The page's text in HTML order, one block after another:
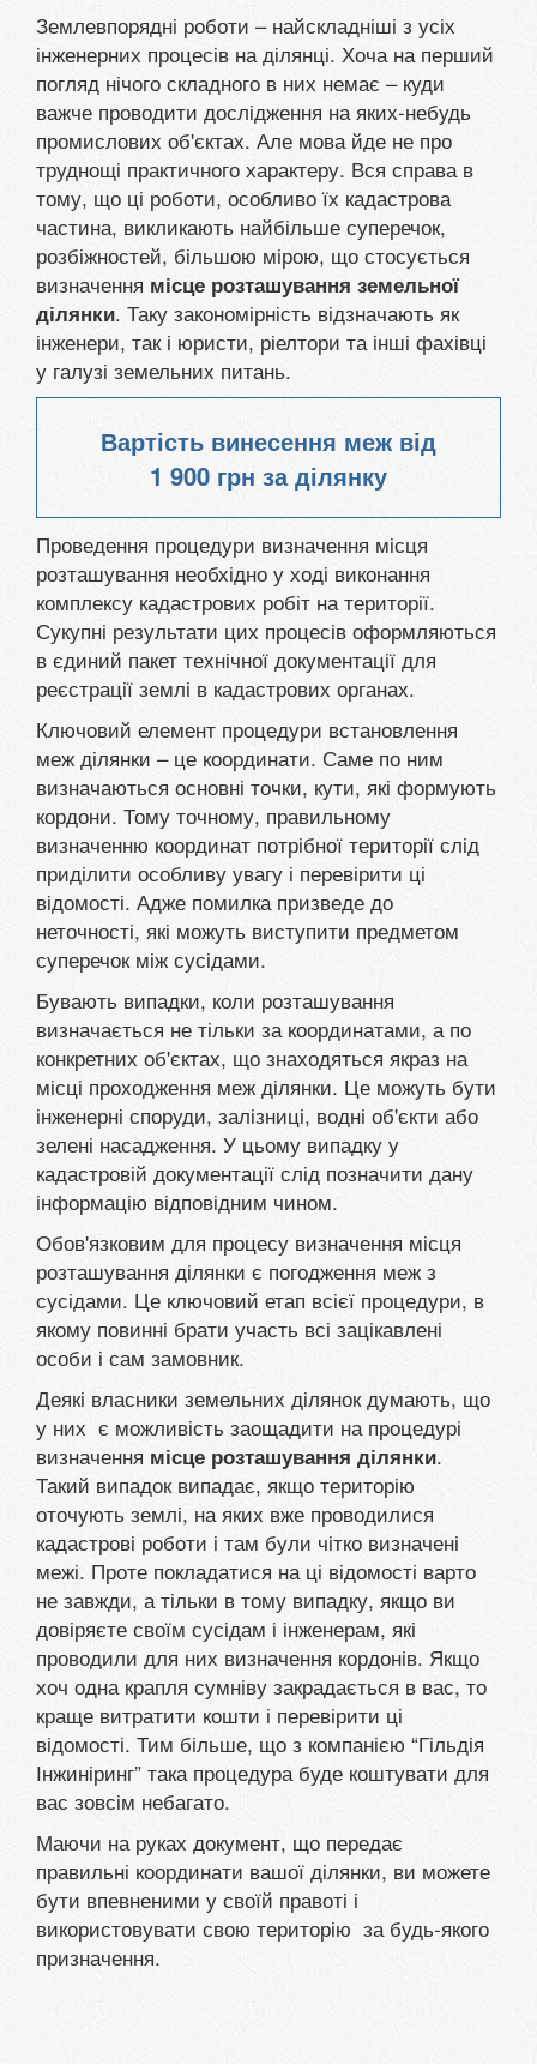
Землевпорядні роботи – найскладніші з усіх
інженерних процесів на ділянці. Хоча на перший
погляд нічого складного в них немає – куди
важче проводити дослідження на яких-небудь
промислових об'єктах. Але мова йде не про
труднощі практичного характеру. Вся справа в
тому, що ці роботи, особливо їх кадастрова
частина, викликають найбільше суперечок,
розбіжностей, більшою мірою, що стосується
визначення місце розташування земельної
ділянки. Таку закономірність відзначають як
інженери, так і юристи, ріелтори та інші фахівці
у галузі земельних питань.
Вартість винесення меж від
1 900 грн за ділянку
Проведення процедури визначення місця
розташування необхідно у ході виконання
комплексу кадастрових робіт на території.
Сукупні результати цих процесів оформляються
в єдиний пакет технічної документації для
реєстрації землі в кадастрових органах.
Ключовий елемент процедури встановлення
меж ділянки – це координати. Саме по ним
визначаються основні точки, кути, які формують
кордони. Тому точному, правильному
визначенню координат потрібної території слід
приділити особливу увагу і перевірити ці
відомості. Адже помилка призведе до
неточності, які можуть виступити предметом
суперечок між сусідами.
Бувають випадки, коли розташування
визначається не тільки за координатами, а по
конкретних об'єктах, що знаходяться якраз на
місці проходження меж ділянки. Це можуть бути
інженерні споруди, залізниці, водні об'єкти або
зелені насадження. У цьому випадку у
кадастровій документації слід позначити дану
інформацію відповідним чином.
Обов'язковим для процесу визначення місця
розташування ділянки є погодження меж з
сусідами. Це ключовий етап всієї процедури, в
якому повинні брати участь всі зацікавлені
особи і сам замовник.
Деякі власники земельних ділянок думають, що
у них є можливість заощадити на процедурі
визначення місце розташування ділянки.
Такий випадок випадає, якщо територію
оточують землі, на яких вже проводилися
кадастрові роботи і там були чітко визначені
межі. Проте покладатися на ці відомості варто
не завжди, а тільки в тому випадку, якщо ви
довіряєте своїм сусідам і інженерам, які
проводили для них визначення кордонів. Якщо
хоч одна крапля сумніву закрадається в вас, то
краще витратити кошти і перевірити ці
відомості. Тим більше, що з компанією “Гільдія
Інжиніринг” така процедура буде коштувати для
вас зовсім небагато.
Маючи на руках документ, що передає
правильні координати вашої ділянки, ви можете
бути впевненими у своїй правоті і
використовувати свою територію за будь-якого
призначення.